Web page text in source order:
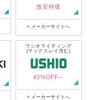
激安特価
> メーカーサイトへ
ウシオライティング
(マックスレイ含む)
43%OFF～
> メーカーサイトへ